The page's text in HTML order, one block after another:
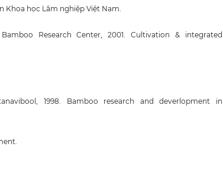
Khoa học Lâm nghiệp Việt Nam.
Research Center, 2001. Cultivation & integrated
1998. Bamboo research and deverlopment in